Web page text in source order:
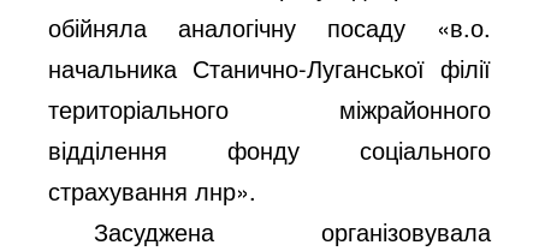
обійняла аналогічну посаду «в.о.
начальника Станично-Луганської філії
територіального міжрайонного
відділення фонду соціального
страхування лнр».
Засуджена організовувала